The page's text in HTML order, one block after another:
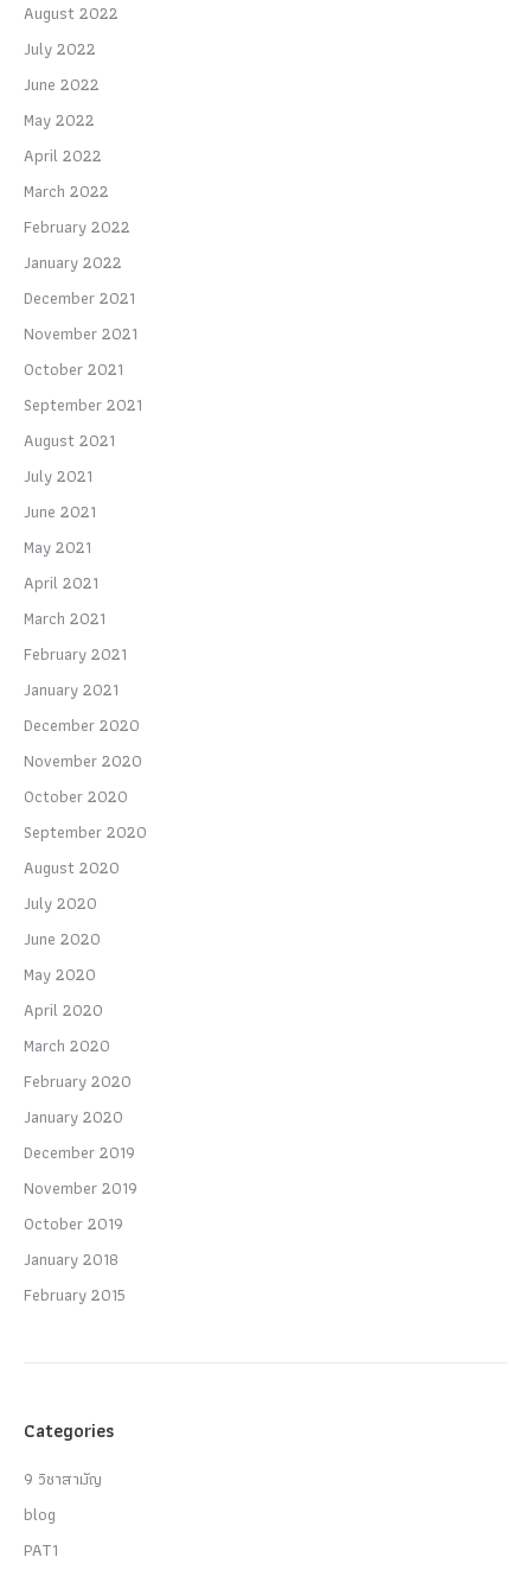
August 2022
July 2022
June 2022
May 2022
April 2022
March 2022
February 2022
January 2022
December 2021
November 2021
October 2021
September 2021
August 2021
July 2021
June 2021
May 2021
April 2021
March 2021
February 2021
January 2021
December 2020
November 2020
October 2020
September 2020
August 2020
July 2020
June 2020
May 2020
April 2020
March 2020
February 2020
January 2020
December 2019
November 2019
October 2019
January 2018
February 2015
Categories
9 วิชาสามัญ
blog
PAT1